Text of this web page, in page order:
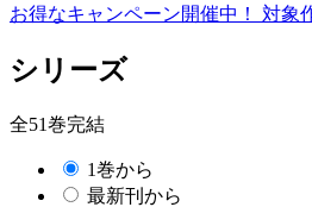
お得なキャンペーン開催中！ 対象
シリーズ
全51巻完結
1巻から
最新刊から